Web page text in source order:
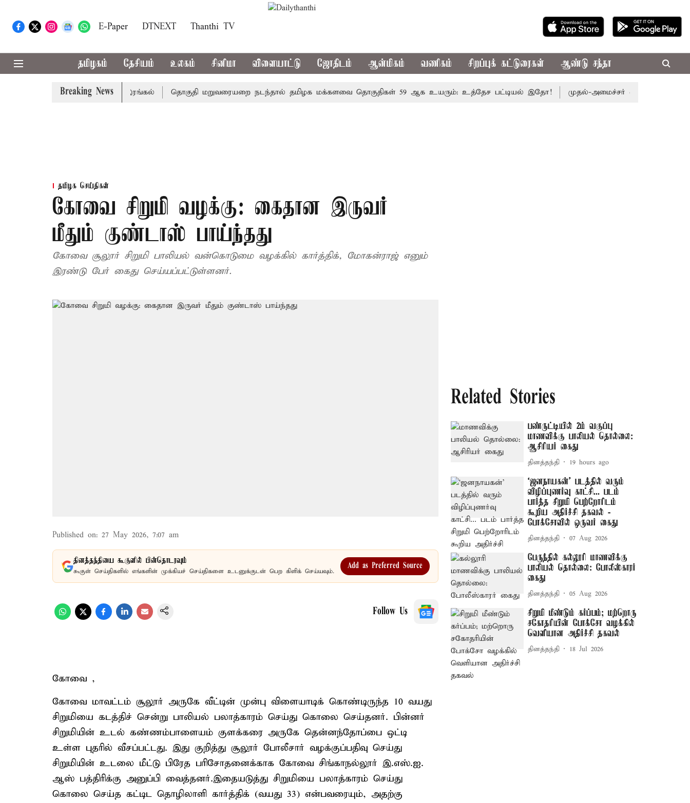
E-Paper DTNEXT Thanthi TV
தமிழகம் தேசியம் உலகம் சினிமா விளையாட்டு ஜோதிடம் ஆன்மிகம் வணிகம் சிறப்புக் கட்டுரைகள் ஆண்டு சந்தா
Breaking News
7 பேர் பலி - பிரதமர் மோடி இரங்கல் தொகுதி மறுவரையறை நடந்தால் தமிழக மக்களவை தொகுதிகள் 59 ஆக உயரும்: உத்தேச பட்டியல் இதோ! முதல்-அமைச்சர் விஜய் தலைமையில்
தமிழக செய்திகள்
கோவை சிறுமி வழக்கு: கைதான இருவர்
மீதும் குண்டாஸ் பாய்ந்தது
கோவை சூலூர் சிறுமி பாலியல் வன்கொடுமை வழக்கில் கார்த்திக், மோகன்ராஜ் எனும்
இரண்டு பேர் கைது செய்யப்பட்டுள்ளனர்.
Published on: 27 May 2026, 7:07 am
தினத்தந்தியை கூகுளில் பின்தொடரவும்
கூகுள் செய்திகளில் எங்களின் முக்கியச் செய்திகளை உடனுக்குடன் பெற கிளிக் செய்யவும்.
Add as Preferred Source
Follow Us
கோவை ,
கோவை மாவட்டம் சூலூர் அருகே வீட்டின் முன்பு விளையாடிக் கொண்டிருந்த 10 வயது
சிறுமியை கடத்திச் சென்று பாலியல் பலாத்காரம் செய்து கொலை செய்தனர். பின்னர்
சிறுமியின் உடல் கண்ணம்பாளையம் குளக்கரை அருகே தென்னந்தோப்பை ஒட்டி
உள்ள புதரில் வீசப்பட்டது. இது குறித்து சூலூர் போலீசார் வழக்குப்பதிவு செய்து
சிறுமியின் உடலை மீட்டு பிரேத பரிசோதனைக்காக கோவை சிங்காநல்லூர் இ.எஸ்.ஐ.
ஆஸ் பத்திரிக்கு அனுப்பி வைத்தனர்.இதையடுத்து சிறுமியை பலாத்காரம் செய்து
கொலை செய்த கட்டிட தொழிலாளி கார்த்திக் (வயது 33) என்பவரையும், அதற்கு
Related Stories
பண்ருட்டியில் 2ம் வகுப்பு
மாணவிக்கு பாலியல் தொல்லை:
ஆசிரியர் கைது
தினத்தந்தி 19 hours ago
‘ஜனநாயகன்’ படத்தில் வரும்
விழிப்புணர்வு காட்சி... படம்
பார்த்த சிறுமி பெற்றோரிடம்
கூறிய அதிர்ச்சி தகவல் -
போக்சோவில் ஒருவர் கைது
தினத்தந்தி 07 Aug 2026
பேருந்தில் கல்லூரி மாணவிக்கு
பாலியல் தொல்லை: போலீஸ்காரர்
கைது
தினத்தந்தி 05 Aug 2026
சிறுமி மீண்டும் கர்ப்பம்; மற்றொரு
சகோதரியின் போக்சோ வழக்கில்
வெளியான அதிர்ச்சி தகவல்
தினத்தந்தி 18 Jul 2026